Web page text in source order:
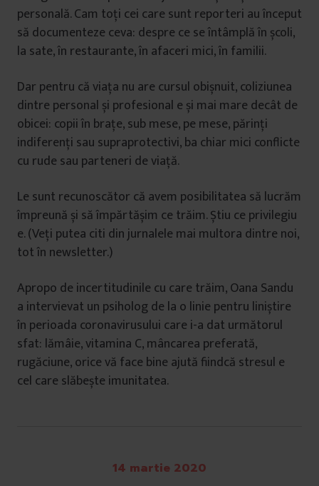
personală. Cam toți cei care sunt reporteri au început
să documenteze ceva: despre ce se întâmplă în școli,
la sate, în restaurante, în afaceri mici, în familii.
Dar pentru că viața nu are cursul obișnuit, coliziunea
dintre personal și profesional e și mai mare decât de
obicei: copii în brațe, sub mese, pe mese, părinți
indiferenți sau supraprotectivi, ba chiar mici conflicte
cu rude sau parteneri de viață.
Le sunt recunoscător că avem posibilitatea să lucrăm
împreună și să împărtășim ce trăim. Știu ce privilegiu
e. (Veți putea citi din jurnalele mai multora dintre noi,
tot în newsletter.)
Apropo de incertitudinile cu care trăim,Oana Sandu
a intervievat un psiholog de la o linie pentru liniștire
în perioada coronavirusului care i-a dat următorul
sfat: lămâie, vitamina C, mâncarea preferată,
rugăciune, orice vă face bine ajută fiindcă stresul e
cel care slăbește imunitatea.
14 martie 2020